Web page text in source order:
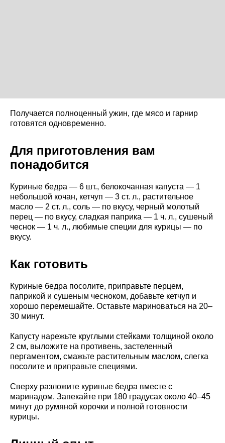
Получается полноценный ужин, где мясо и гарнир
готовятся одновременно.
Для приготовления вам
понадобится
Куриные бедра — 6 шт., белокочанная капуста — 1
небольшой кочан, кетчуп — 3 ст. л., растительное
масло — 2 ст. л., соль — по вкусу, черный молотый
перец — по вкусу, сладкая паприка — 1 ч. л., сушеный
чеснок — 1 ч. л., любимые специи для курицы — по
вкусу.
Как готовить
Куриные бедра посолите, приправьте перцем,
паприкой и сушеным чесноком, добавьте кетчуп и
хорошо перемешайте. Оставьте мариноваться на 20–
30 минут.
Капусту нарежьте круглыми стейками толщиной около
2 см, выложите на противень, застеленный
пергаментом, смажьте растительным маслом, слегка
посолите и приправьте специями.
Сверху разложите куриные бедра вместе с
маринадом. Запекайте при 180 градусах около 40–45
минут до румяной корочки и полной готовности
курицы.